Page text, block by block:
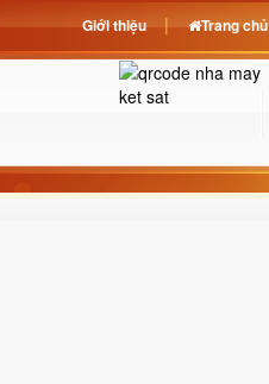
Giới thiệu Trang chủ